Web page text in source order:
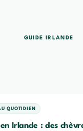
GUIDE IRLANDE
QUOTIDIEN
en Irlande : des